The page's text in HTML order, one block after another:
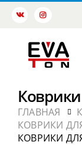
ГЛАВНАЯ
КОВРИКИ ДЛЯ
КОВРИКИ ДЛЯ